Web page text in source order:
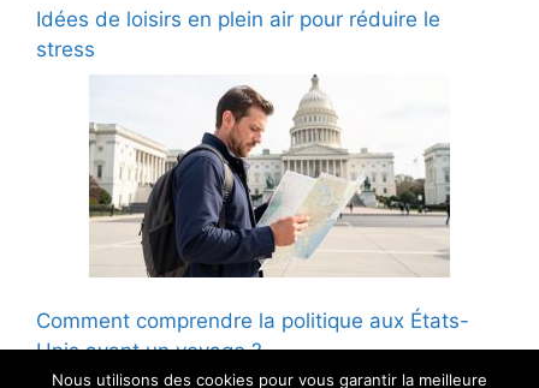
Idées de loisirs en plein air pour réduire le
stress
Comment comprendre la politique aux États-
Unis avant un voyage ?
Nous utilisons des cookies pour vous garantir la meilleure